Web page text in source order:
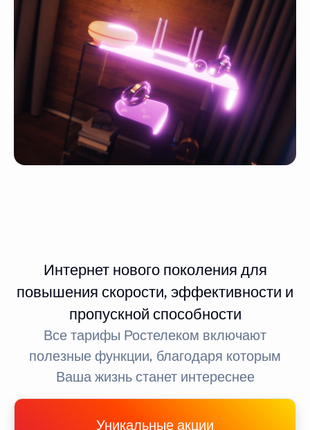
Интернет нового поколения для
повышения скорости, эффективности и
пропускной способности
Все тарифы Ростелеком включают
полезные функции, благодаря которым
Ваша жизнь станет интереснее
Уникальные акции